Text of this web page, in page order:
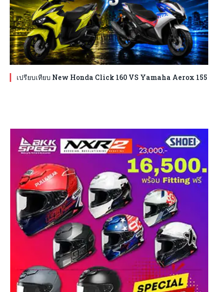
เปรียบเทียบ New Honda Click 160 VS Yamaha Aerox 155